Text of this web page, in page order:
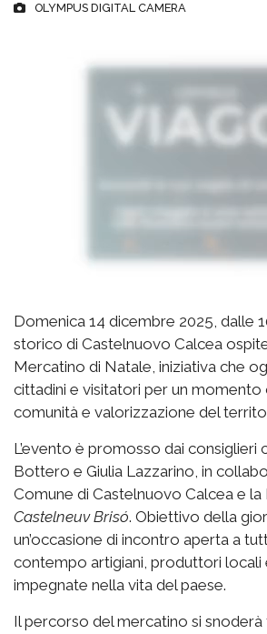
OLYMPUS DIGITAL CAMERA
Domenica 14 dicembre 2025, dalle
storico di Castelnuovo Calcea
Mercatino di Natale, iniziativa che
cittadini e visitatori per un momento
comunità e valorizzazione del
L’evento è promosso dai consiglieri
Bottero e Giulia Lazzarino, in
Comune di Castelnuovo Calcea e
Castelneuv Brisó. Obiettivo della
un’occasione di incontro aperta a
contempo artigiani, produttori locali
impegnate nella vita del paese.
Il percorso del mercatino si snoderà